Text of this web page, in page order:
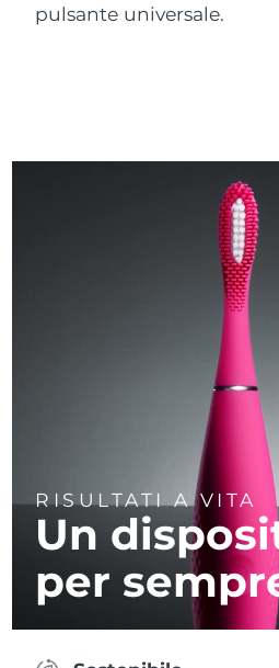
pulsante universale.
RISULTATI A VITA
Un
per